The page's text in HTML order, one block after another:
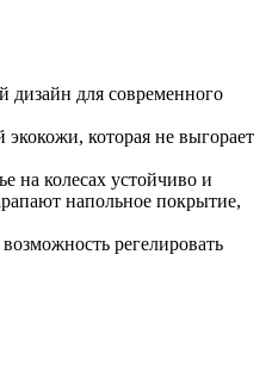
дизайн для современного
которая не выгорает
на колесах устойчиво и
напольное покрытие,
регелировать